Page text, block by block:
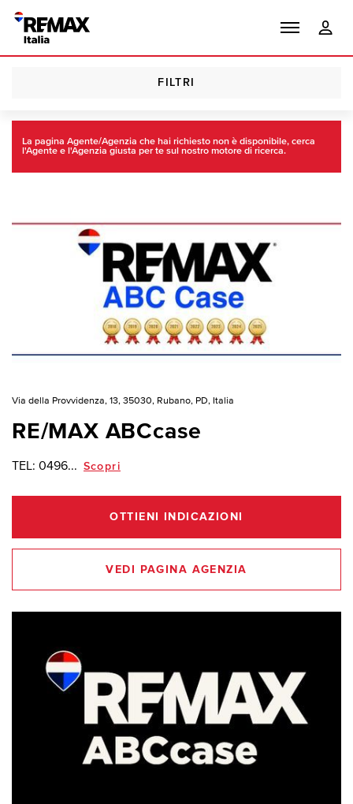
FILTRI
La pagina Agente/Agenzia che hai richiesto non è disponibile, cerca
l'Agente e l'Agenzia giusta per te sul nostro motore di ricerca.
Via della Provvidenza, 13, 35030, Rubano, PD, Italia
RE/MAX ABCcase
TEL: 0496... Scopri
OTTIENI INDICAZIONI
VEDI PAGINA AGENZIA